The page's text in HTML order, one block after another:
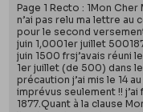
Page 1 Recto : 1Mon
n’ai pas relu ma lettre au
pour le second
juin 1,0001er juillet
juin 1500 frsj’avais réuni
1er juillet (de 500) dans
précaution j’ai mis le 14
imprévus seulement !!
1877.Quant à la clause